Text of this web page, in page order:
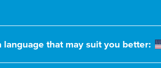
language that may suit you better: